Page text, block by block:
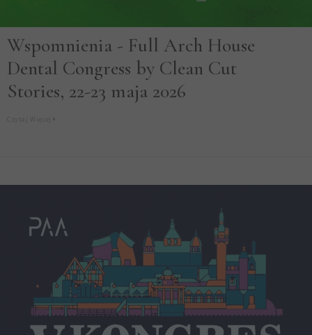
Wspomnienia - Full Arch House
Dental Congress by Clean Cut
Stories, 22-23 maja 2026